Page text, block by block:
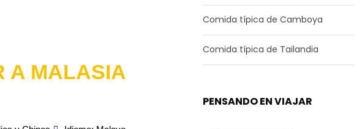
A MALASIA
Comida típica de Camboya
Comida típica de Tailandia
PENSANDO EN VIAJAR